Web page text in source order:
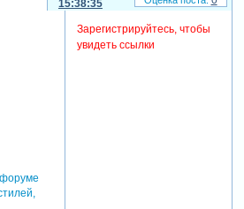
15:38:35
Зарегистрируйтесь, чтобы
увидеть ссылки